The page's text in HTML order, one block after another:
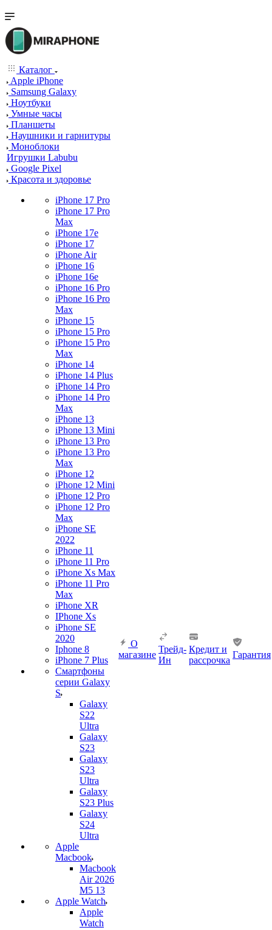
Каталог
Apple iPhone
Samsung Galaxy
Ноутбуки
Умные часы
Планшеты
Наушники и гарнитуры
Моноблоки
Игрушки Labubu
Google Pixel
Красота и здоровье
iPhone 17 Pro
iPhone 17 Pro
Max
iPhone 17e
iPhone 17
iPhone Air
iPhone 16
iPhone 16e
iPhone 16 Pro
iPhone 16 Pro
Max
iPhone 15
iPhone 15 Pro
iPhone 15 Pro
Max
iPhone 14
iPhone 14 Plus
iPhone 14 Pro
iPhone 14 Pro
Max
iPhone 13
iPhone 13 Mini
iPhone 13 Pro
iPhone 13 Pro
Max
iPhone 12
iPhone 12 Mini
iPhone 12 Pro
iPhone 12 Pro
Max
iPhone SE
2022
iPhone 11
iPhone 11 Pro
iPhone Xs Max
iPhone 11 Pro
Max
iPhone XR
IPhone Xs
iPhone SE
2020
Iphone 8
iPhone 7 Plus
Смартфоны
серии Galaxy
S
Galaxy
S22
Ultra
Galaxy
S23
Galaxy
S23
Ultra
Galaxy
S23 Plus
Galaxy
S24
Ultra
Apple
Macbook
Macbook
Air 2026
M5 13
Apple Watch
Apple
Watch
О
магазине
Трейд-
Ин
Кредит и
рассрочка
Гарантия